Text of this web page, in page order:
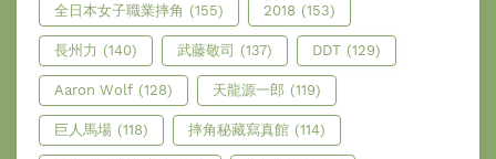
全日本女子職業摔角 (155) 2018 (153)
長州力 (140) 武藤敬司 (137) DDT (129)
Aaron Wolf (128) 天龍源一郎 (119)
巨人馬場 (118) 摔角秘藏寫真館 (114)